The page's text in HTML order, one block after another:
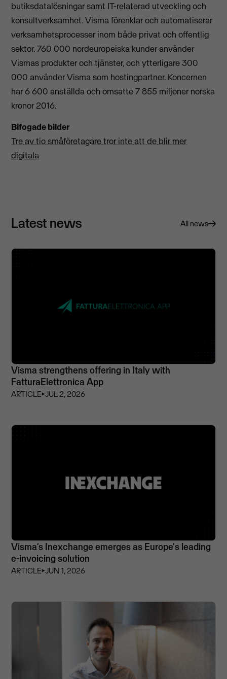
butiksdatalösningar samt IT-relaterad utveckling och
konsultverksamhet. Visma förenklar och automatiserar
verksamhetsprocesser inom både privat och offentlig
sektor. 760 000 nordeuropeiska kunder använder
Vismas produkter och tjänster, och ytterligare 300
000 använder Visma som hostingpartner. Koncernen
har 6 600 anställda och omsatte 7 855 miljoner norska
kronor 2016.
Bifogade bilder
Tre av tio småföretagare tror inte att de blir mer
digitala
Latest news All news
Visma strengthens offering in Italy with
FatturaElettronica App
ARTICLE⏵JUL 2, 2026
Visma’s Inexchange emerges as Europe's leading
e-invoicing solution
ARTICLE⏵JUN 1, 2026